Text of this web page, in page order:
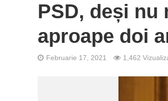
PSD, deși nu
aproape doi
Februarie 17, 2021 1,462